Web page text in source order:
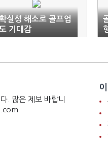
실성 해소로 골프업
기대감
. 많은 제보 바랍니